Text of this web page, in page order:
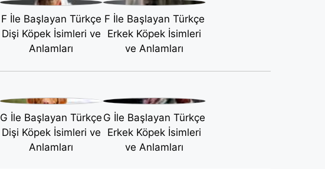
F İle Başlayan Türkçe
Dişi Köpek İsimleri ve
Anlamları
F İle Başlayan Türkçe
Erkek Köpek İsimleri
ve Anlamları
G İle Başlayan Türkçe
Dişi Köpek İsimleri ve
Anlamları
G İle Başlayan Türkçe
Erkek Köpek İsimleri
ve Anlamları